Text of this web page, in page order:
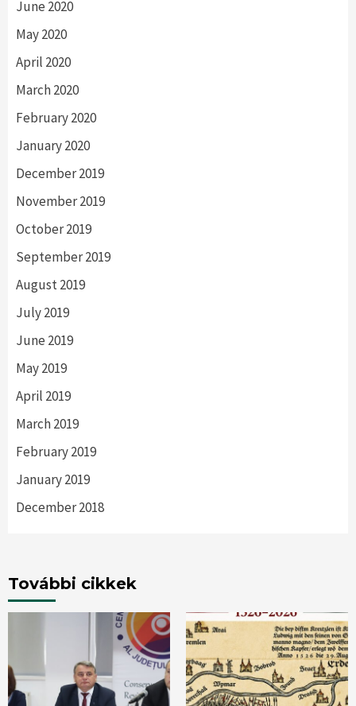
June 2020
May 2020
April 2020
March 2020
February 2020
January 2020
December 2019
November 2019
October 2019
September 2019
August 2019
July 2019
June 2019
May 2019
April 2019
March 2019
February 2019
January 2019
December 2018
További cikkek